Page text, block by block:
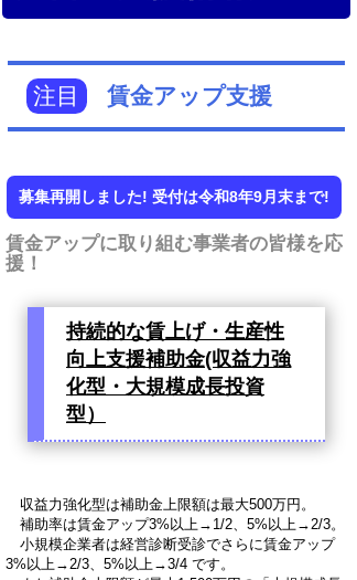
注目 賃金アップ支援
募集再開しました! 受付は令和8年9月末まで!
賃金アップに取り組む事業者の皆様を応
援！
持続的な賃上げ・生産性
向上支援補助金(収益力強
化型・大規模成長投資
型）
収益力強化型は補助金上限額は最大500万円。
補助率は賃金アップ3%以上→1/2、5%以上→2/3。
小規模企業者は経営診断受診でさらに賃金アップ
3%以上→2/3、5%以上→3/4 です。